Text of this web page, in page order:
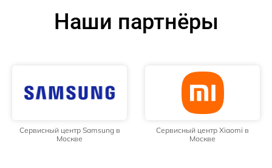
Наши партнёры
Сервисный центр Samsung в
Москве
Сервисный центр Xiaomi в
Москве